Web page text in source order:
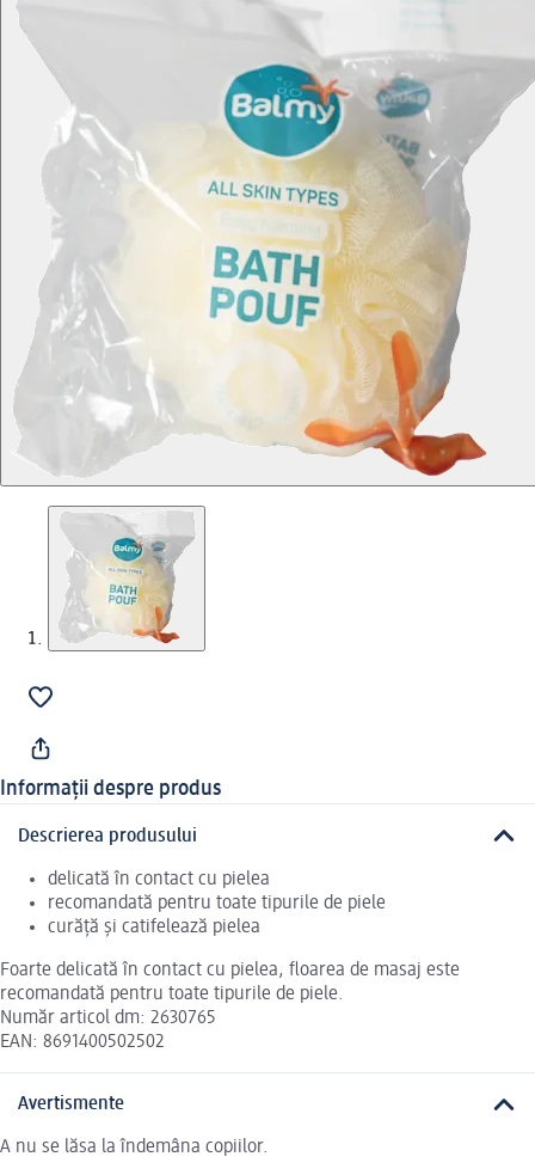
Informații despre produs
Descrierea produsului
delicată în contact cu pielea
recomandată pentru toate tipurile de piele
curăță și catifelează pielea
Foarte delicată în contact cu pielea, floarea de masaj este
recomandată pentru toate tipurile de piele.
Număr articol dm: 2630765
EAN: 8691400502502
Avertismente
A nu se lăsa la îndemâna copiilor.